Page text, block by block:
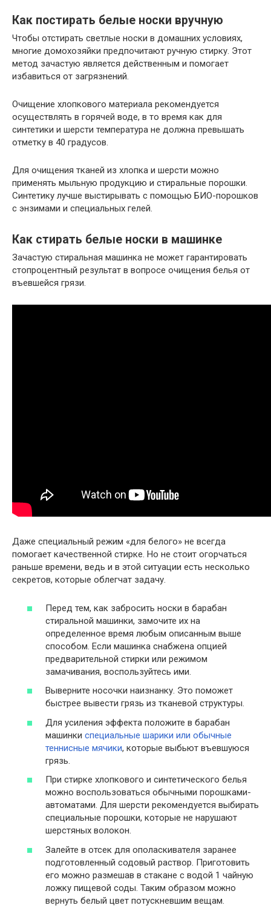
Как постирать белые носки вручную
Чтобы отстирать светлые носки в домашних условиях,
многие домохозяйки предпочитают ручную стирку. Этот
метод зачастую является действенным и помогает
избавиться от загрязнений.
Очищение хлопкового материала рекомендуется
осуществлять в горячей воде, в то время как для
синтетики и шерсти температура не должна превышать
отметку в 40 градусов.
Для очищения тканей из хлопка и шерсти можно
применять мыльную продукцию и стиральные порошки.
Синтетику лучше выстирывать с помощью БИО-порошков
с энзимами и специальных гелей.
Как стирать белые носки в машинке
Зачастую стиральная машинка не может гарантировать
стопроцентный результат в вопросе очищения белья от
въевшейся грязи.
Даже специальный режим «для белого» не всегда
помогает качественной стирке. Но не стоит огорчаться
раньше времени, ведь и в этой ситуации есть несколько
секретов, которые облегчат задачу.
Перед тем, как забросить носки в барабан
стиральной машинки, замочите их на
определенное время любым описанным выше
способом. Если машинка снабжена опцией
предварительной стирки или режимом
замачивания, воспользуйтесь ими.
Выверните носочки наизнанку. Это поможет
быстрее вывести грязь из тканевой структуры.
Для усиления эффекта положите в барабан
машинки специальные шарики или обычные
теннисные мячики, которые выбьют въевшуюся
грязь.
При стирке хлопкового и синтетического белья
можно воспользоваться обычными порошками-
автоматами. Для шерсти рекомендуется выбирать
специальные порошки, которые не нарушают
шерстяных волокон.
Залейте в отсек для ополаскивателя заранее
подготовленный содовый раствор. Приготовить
его можно размешав в стакане с водой 1 чайную
ложку пищевой соды. Таким образом можно
вернуть белый цвет потускневшим вещам.